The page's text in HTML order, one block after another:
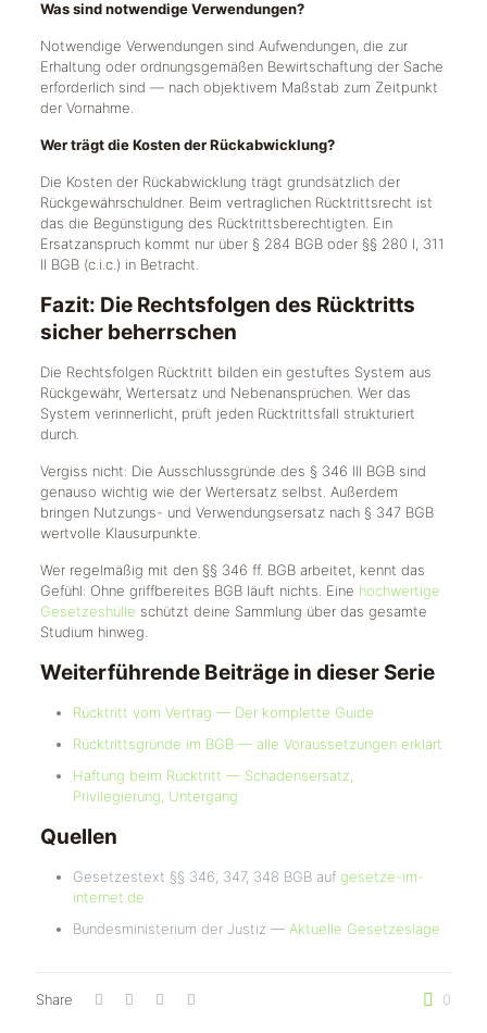
Was sind notwendige Verwendungen?
Notwendige Verwendungen sind Aufwendungen, die zur
Erhaltung oder ordnungsgemäßen Bewirtschaftung der Sache
erforderlich sind — nach objektivem Maßstab zum Zeitpunkt
der Vornahme.
Wer trägt die Kosten der Rückabwicklung?
Die Kosten der Rückabwicklung trägt grundsätzlich der
Rückgewährschuldner. Beim vertraglichen Rücktrittsrecht ist
das die Begünstigung des Rücktrittsberechtigten. Ein
Ersatzanspruch kommt nur über § 284 BGB oder §§ 280 I, 311
II BGB (c.i.c.) in Betracht.
Fazit: Die Rechtsfolgen des Rücktritts
sicher beherrschen
Die Rechtsfolgen Rücktritt bilden ein gestuftes System aus
Rückgewähr, Wertersatz und Nebenansprüchen. Wer das
System verinnerlicht, prüft jeden Rücktrittsfall strukturiert
durch.
Vergiss nicht: Die Ausschlussgründe des § 346 III BGB sind
genauso wichtig wie der Wertersatz selbst. Außerdem
bringen Nutzungs- und Verwendungsersatz nach § 347 BGB
wertvolle Klausurpunkte.
Wer regelmäßig mit den §§ 346 ff. BGB arbeitet, kennt das
Gefühl: Ohne griffbereites BGB läuft nichts. Eine hochwertige
Gesetzeshülle schützt deine Sammlung über das gesamte
Studium hinweg.
Weiterführende Beiträge in dieser Serie
Rücktritt vom Vertrag — Der komplette Guide
Rücktrittsgründe im BGB — alle Voraussetzungen erklärt
Haftung beim Rücktritt — Schadensersatz,
Privilegierung, Untergang
Quellen
Gesetzestext §§ 346, 347, 348 BGB auf gesetze-im-
internet.de
Bundesministerium der Justiz — Aktuelle Gesetzeslage
Share 0